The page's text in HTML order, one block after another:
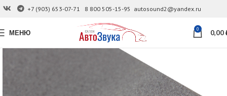
+7 (903) 653-07-71 8 800 505-15-95 autosound2@yandex.ru
МЕНЮ 0 0,00